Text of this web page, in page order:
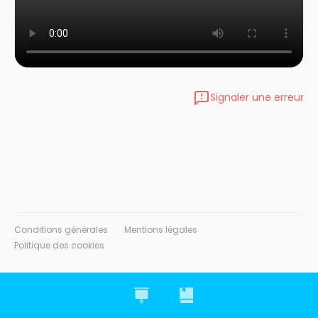
Signaler une erreur
Conditions générales
Mentions légales
Politique des cookies